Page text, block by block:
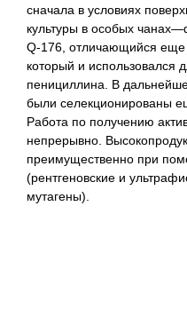
сначала в условиях
культуры в особых
Q-176, отличающийся еще
который и использовался
пенициллина. В
были селекционированы
Работа по получению
непрерывно.
преимущественно при
(рентгеновские и
мутагены).